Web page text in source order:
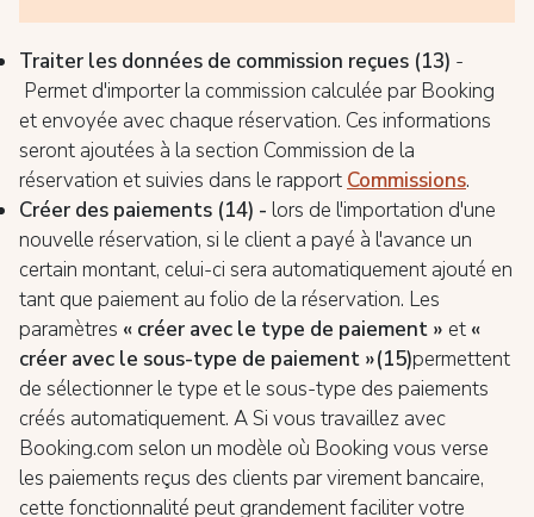
Traiter les données de commission reçues (13) -
Permet d'importer la commission calculée par Booking
et envoyée avec chaque réservation. Ces informations
seront ajoutées à la section Commission de la
réservation et suivies dans le rapport Commissions.
Créer des paiements (14) - lors de l'importation d'une
nouvelle réservation, si le client a payé à l'avance un
certain montant, celui-ci sera automatiquement ajouté en
tant que paiement au folio de la réservation. Les
paramètres « créer avec le type de paiement » et «
créer avec le sous-type de paiement »(15)permettent
de sélectionner le type et le sous-type des paiements
créés automatiquement. А Si vous travaillez avec
Booking.com selon un modèle où Booking vous verse
les paiements reçus des clients par virement bancaire,
cette fonctionnalité peut grandement faciliter votre